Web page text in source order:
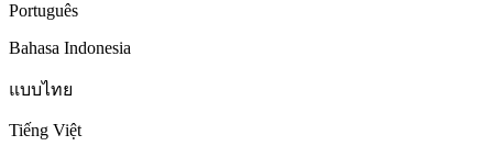
Português
Bahasa Indonesia
แบบไทย
Tiếng Việt